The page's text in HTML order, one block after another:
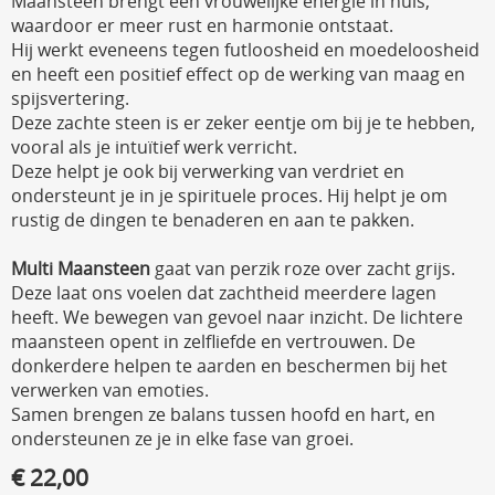
waardoor er meer rust en harmonie ontstaat.
Hij werkt eveneens tegen futloosheid en moedeloosheid
en heeft een positief effect op de werking van maag en
spijsvertering.
Deze zachte steen is er zeker eentje om bij je te hebben,
vooral als je intuïtief werk verricht.
Deze helpt je ook bij verwerking van verdriet en
ondersteunt je in je spirituele proces. Hij helpt je om
rustig de dingen te benaderen en aan te pakken.
Multi Maansteen gaat van perzik roze over zacht grijs.
Deze laat ons voelen dat zachtheid meerdere lagen
heeft. We bewegen van gevoel naar inzicht. De lichtere
maansteen opent in zelfliefde en vertrouwen. De
donkerdere helpen te aarden en beschermen bij het
verwerken van emoties.
Samen brengen ze balans tussen hoofd en hart, en
ondersteunen ze je in elke fase van groei.
€ 22,00